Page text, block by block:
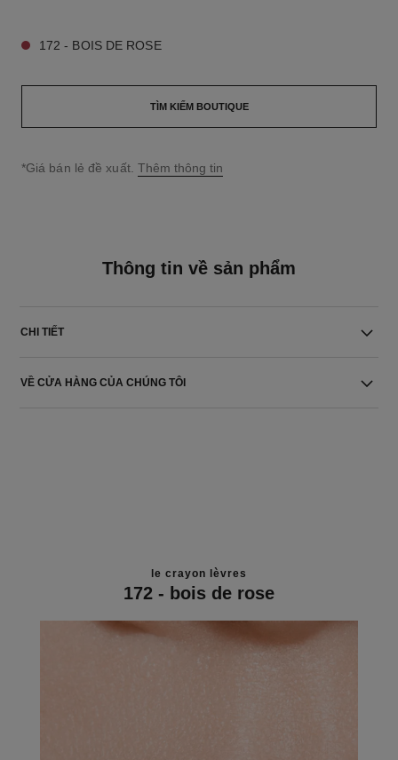
172 - BOIS DE ROSE
TÌM KIẾM BOUTIQUE
↩
*Giá bán lẻ đề xuất. Thêm thông tin
Thông tin về sản phẩm
CHI TIẾT
VỀ CỬA HÀNG CỦA CHÚNG TÔI
le crayon lèvres
172 - bois de rose